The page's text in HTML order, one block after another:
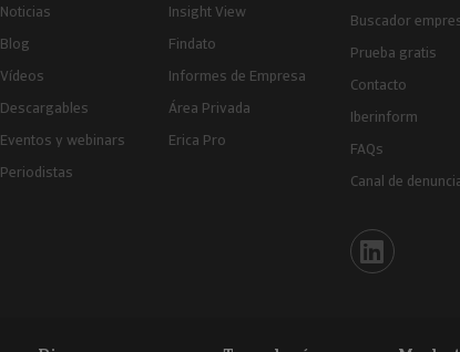
Noticias
Blog
Vídeos
Descargables
Eventos y webinars
Periodistas
Insight View
Findato
Informes de Empresa
Área Privada
Erica Pro
Buscador
Prueba gratis
Contacto
Iberinform
FAQs
Canal de